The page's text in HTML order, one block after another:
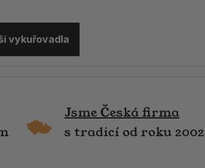
vykuřovadla
Jsme Česká firma
s tradicí od roku 2002